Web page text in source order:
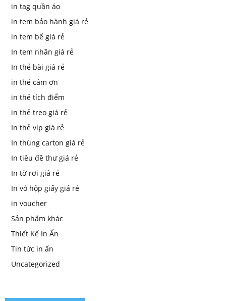
in tag quần áo
in tem bảo hành giá rẻ
in tem bể giá rẻ
In tem nhãn giá rẻ
In thẻ bài giá rẻ
in thẻ cảm ơn
in thẻ tích điểm
in thẻ treo giá rẻ
In thẻ vip giá rẻ
In thùng carton giá rẻ
In tiêu đề thư giá rẻ
In tờ rơi giá rẻ
In vỏ hộp giấy giá rẻ
in voucher
Sản phẩm khác
Thiết Kế In Ấn
Tin tức in ấn
Uncategorized